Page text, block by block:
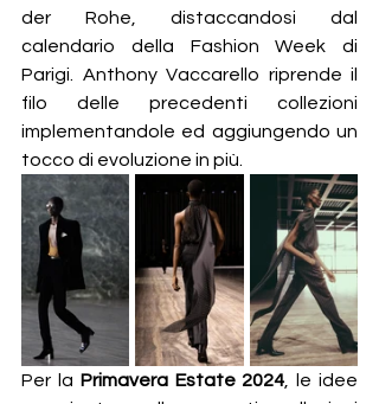
der Rohe, distaccandosi dal
calendario della Fashion Week di
Parigi. Anthony Vaccarello riprende il
filo delle precedenti collezioni
implementandole ed aggiungendo un
tocco di evoluzione in più.
Per la Primavera Estate 2024, le idee